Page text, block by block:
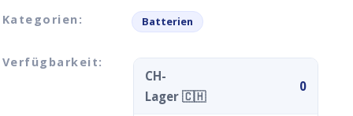
Kategorien: Batterien
Verfügbarkeit:
CH-
Lager 🇨🇭
0